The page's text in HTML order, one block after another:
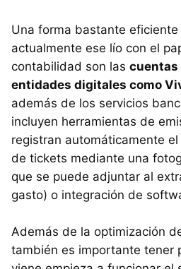
Una forma bastante
actualmente ese lío con el
contabilidad son las cuentas
entidades digitales como
además de los servicios
incluyen herramientas de
registran automáticamente
de tickets mediante una
que se puede adjuntar al
gasto) o integración de
Además de la optimización
también es importante tener